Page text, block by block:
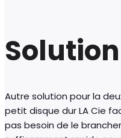
Autre solution pour la
petit disque dur LA Cie
pas besoin de le